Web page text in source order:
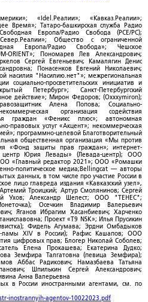
«Idel.Реалии»; «Кавказ.Реалии»;
Время»; Татаро-башкирская служба Радио
Европа/Радио Свобода (PCE/PC);
Общество с ограниченной
Европа/Радио Свобода»; Чешское
ORIENT»; Пономарев Лев Александрович;
Сергей Евгеньевич; Камалягин Денис
Понасенков Евгений Николаевич;
насилия "Насилию.нет"»; межрегиональная
социально-просветительских инициатив и
Петербург»; Санкт-Петербургский
действие»; Мирон Федоров; (Oxxxymiron);
Алена Попова; Социально-
организация содействия
граждан «Феникс плюс»; автономная
правовых услуг «Акцент»; некоммерческая
программно-целевой Благотворительный
общественная организация «Мы против
«Фонд защиты прав граждан»; интернет-
центр Юрия Левады» (Левада-центр); ООО
«Главный редактор 2021»; ООО «Ромашки
политическое медиа;Bellingcat — авторы
данных, в том числе про участие России в
лицо главреда издания «Кавказский узел»,
Троицкий; Артур Смолянинов; Сергей
Ухов; Александр Шелест; ООО "ТЕНЕС";
Осечкин Владимир Валерьевич
Яганов Ибрагим Хасанбиевич; Харченко
Проект «T9 NSK»; Илья Прусикин
Фидель Агумава; Эрдни Омбадыков
ламы XIV в России); Рафис Кашапов; ООО
цифровых прав; Блогер Николай Соболев;
Елена Прокашева; Екатерина Дудко;
Земфира Талгатовна (певица Земфира);
Аббас Радикович; Намазбаева Татьяна
Шпилькин Сергей Александрович;
Анна Валерьевна
в России иностранными агентами, см. по
inostrannyih-agentov-10022023.pdf